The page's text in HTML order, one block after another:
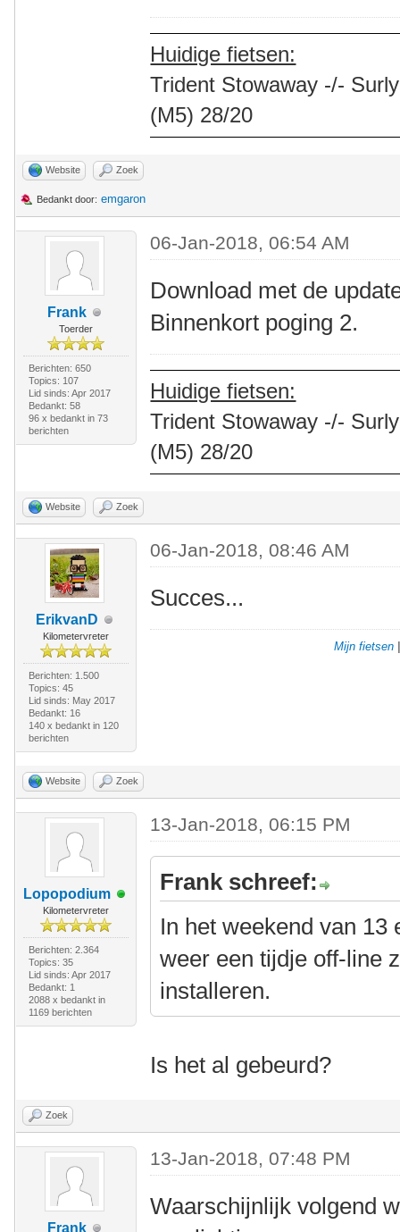
Huidige fietsen:
Trident Stowaway -/-
(M5) 28/20
Website Zoek
Bedankt door: emgaron
Frank
Toerder
Berichten: 650
Topics: 107
Lid sinds: Apr 2017
Bedankt: 58
96 x bedankt in 73
berichten
06-Jan-2018, 06:54 AM
Download met de
Binnenkort poging 2.
Huidige fietsen:
Trident Stowaway -/-
(M5) 28/20
Website Zoek
ErikvanD
Kilometervreter
Berichten: 1.500
Topics: 45
Lid sinds: May 2017
Bedankt: 16
140 x bedankt in 120
berichten
06-Jan-2018, 08:46 AM
Succes...
Mijn fietsen
Website Zoek
Lopopodium
Kilometervreter
Berichten: 2.364
Topics: 35
Lid sinds: Apr 2017
Bedankt: 1
2088 x bedankt in
1169 berichten
13-Jan-2018, 06:15 PM
Frank schreef:
In het weekend van 13
weer een tijdje off-line
installeren.
Is het al gebeurd?
Zoek
Frank
13-Jan-2018, 07:48 PM
Waarschijnlijk volgend